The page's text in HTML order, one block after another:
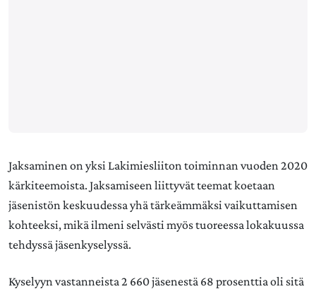
Jaksaminen on yksi Lakimiesliiton toiminnan vuoden 2020
kärkiteemoista. Jaksamiseen liittyvät teemat koetaan
jäsenistön keskuudessa yhä tärkeämmäksi vaikuttamisen
kohteeksi, mikä ilmeni selvästi myös tuoreessa lokakuussa
tehdyssä jäsenkyselyssä.
Kyselyyn vastanneista 2 660 jäsenestä 68 prosenttia oli sitä